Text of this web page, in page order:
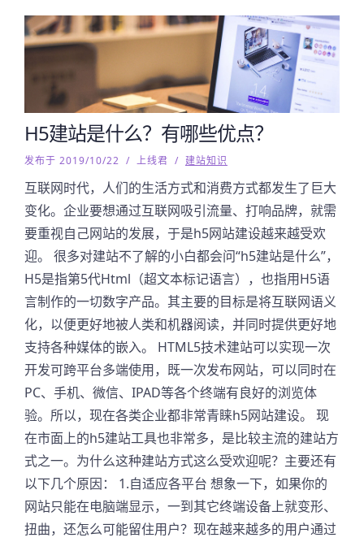
H5建站是什么？有哪些优点？
发布于 2019/10/22 / 上线君 / 建站知识
互联网时代，人们的生活方式和消费方式都发生了巨大
变化。企业要想通过互联网吸引流量、打响品牌，就需
要重视自己网站的发展，于是h5网站建设越来越受欢
迎。 很多对建站不了解的小白都会问“h5建站是什么”，
H5是指第5代Html（超文本标记语言），也指用H5语
言制作的一切数字产品。其主要的目标是将互联网语义
化，以便更好地被人类和机器阅读，并同时提供更好地
支持各种媒体的嵌入。 HTML5技术建站可以实现一次
开发可跨平台多端使用，既一次发布网站，可以同时在
PC、手机、微信、IPAD等各个终端有良好的浏览体
验。所以，现在各类企业都非常青睐h5网站建设。 现
在市面上的h5建站工具也非常多，是比较主流的建站方
式之一。为什么这种建站方式这么受欢迎呢？主要还有
以下几个原因： 1.自适应各平台 想象一下，如果你的
网站只能在电脑端显示，一到其它终端设备上就变形、
扭曲，还怎么可能留住用户？现在越来越多的用户通过